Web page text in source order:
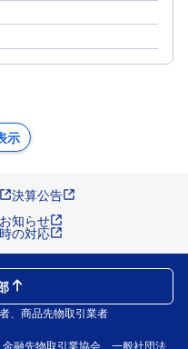
示
決算公告
知らせ
の対応
、商品先物取引業者
融先物取引業協会、一般社団法